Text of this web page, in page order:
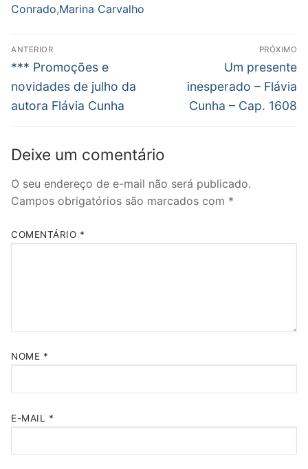
Conrado,Marina Carvalho
Navegação
de
Post
ANTERIOR
Post
anterior:
*** Promoções e
novidades de julho da
autora Flávia Cunha
PRÓXIMO
Próximo
post:
Um presente
inesperado – Flávia
Cunha – Cap. 1608
Deixe um comentário
O seu endereço de e-mail não será publicado.
Campos obrigatórios são marcados com *
COMENTÁRIO *
NOME *
E-MAIL *